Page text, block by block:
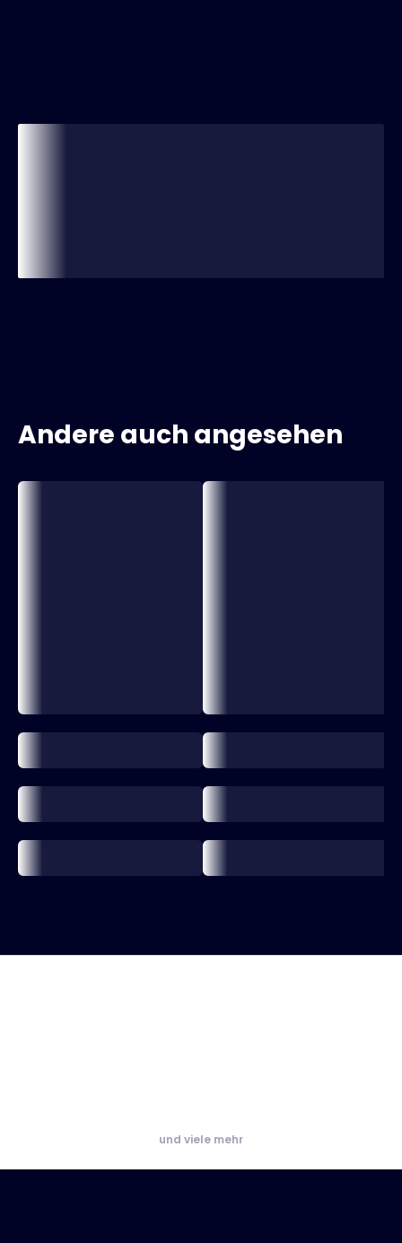
Andere auch angesehen
und viele mehr